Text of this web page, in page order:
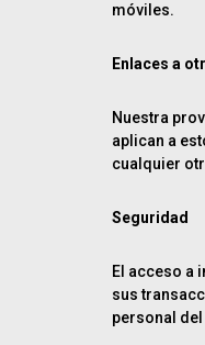
móviles.
Enlaces a
Nuestra
aplican a
cualquier
Seguridad
El acceso a
sus
personal